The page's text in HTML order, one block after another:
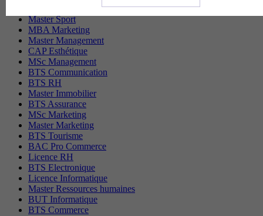
Master Sport
MBA Marketing
Master Management
CAP Esthétique
MSc Management
BTS Communication
BTS RH
Master Immobilier
BTS Assurance
MSc Marketing
Master Marketing
BTS Tourisme
BAC Pro Commerce
Licence RH
BTS Electronique
Licence Informatique
Master Ressources humaines
BUT Informatique
BTS Commerce